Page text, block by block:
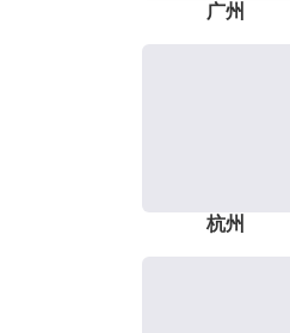
广州
杭州